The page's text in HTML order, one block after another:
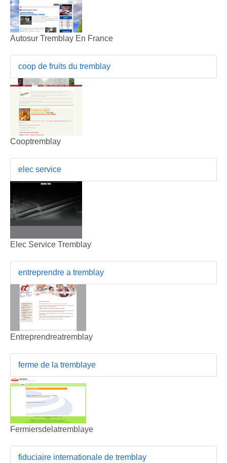
Autosur Tremblay En France
coop de fruits du tremblay
Cooptremblay
elec service
Elec Service Tremblay
entreprendre a tremblay
Entreprendreatremblay
ferme de la tremblaye
Fermiersdelatremblaye
fiduciaire internationale de tremblay